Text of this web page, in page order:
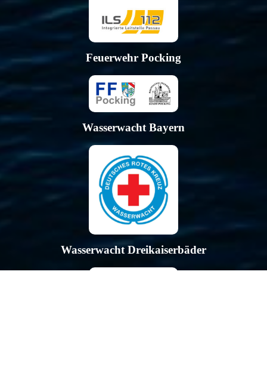
Feuerwehr Pocking
Wasserwacht Bayern
Wasserwacht Dreikaiserbäder